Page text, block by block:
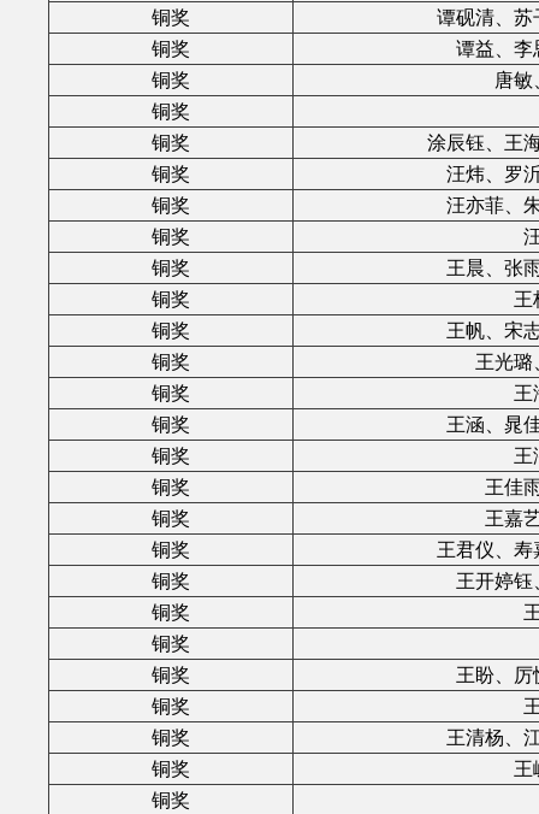
铜奖
谭砚清、
铜奖
谭益、
铜奖
唐
铜奖
铜奖
涂辰钰、王
铜奖
汪炜、罗
铜奖
汪亦菲、
铜奖
铜奖
王晨、张
铜奖
王
铜奖
王帆、宋
铜奖
王光
铜奖
王
铜奖
王涵、晁
铜奖
王
铜奖
王佳
铜奖
王嘉
铜奖
王君仪、
铜奖
王开婷
铜奖
铜奖
铜奖
王盼、
铜奖
铜奖
王清杨、
铜奖
王
铜奖